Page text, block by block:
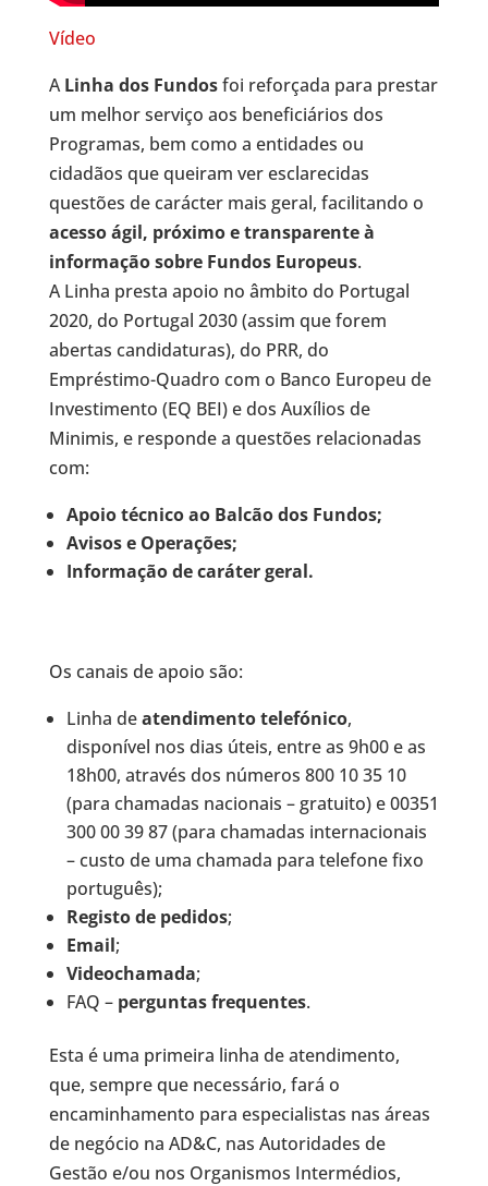
Vídeo
ALinha dos Fundosfoi reforçada para prestar
um melhor serviço aos beneficiários dos
Programas, bem como a entidades ou
cidadãos que queiram ver esclarecidas
questões de carácter mais geral, facilitando o
acesso ágil, próximo e transparente à
informação sobre Fundos Europeus.
A Linha presta apoio no âmbito do Portugal
2020, do Portugal 2030 (assim que forem
abertas candidaturas), do PRR, do
Empréstimo-Quadro com o Banco Europeu de
Investimento (EQ BEI) e dos Auxílios de
Minimis, e responde a questões relacionadas
com:
Apoio técnico ao Balcão dos Fundos;
Avisos e Operações;
Informação de caráter geral.
Os canais de apoio são:
Linha deatendimento telefónico,
disponível nos dias úteis, entre as 9h00 e as
18h00, através dos números 800 10 35 10
(para chamadas nacionais – gratuito) e 00351
300 00 39 87 (para chamadas internacionais
– custo de uma chamada para telefone fixo
português);
Registo de pedidos;
Email;
Videochamada;
FAQ – perguntas frequentes.
Esta é uma primeira linha de atendimento,
que, sempre que necessário, fará o
encaminhamento para especialistas nas áreas
de negócio na AD&C, nas Autoridades de
Gestão e/ou nos Organismos Intermédios,